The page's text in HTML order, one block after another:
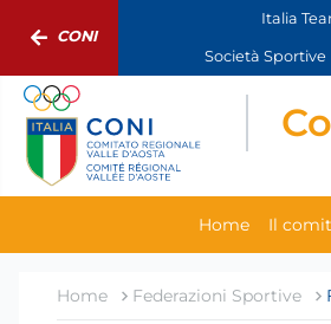
CONI
Italia
Società Sportive
Home Il
Home Federazioni Sportive